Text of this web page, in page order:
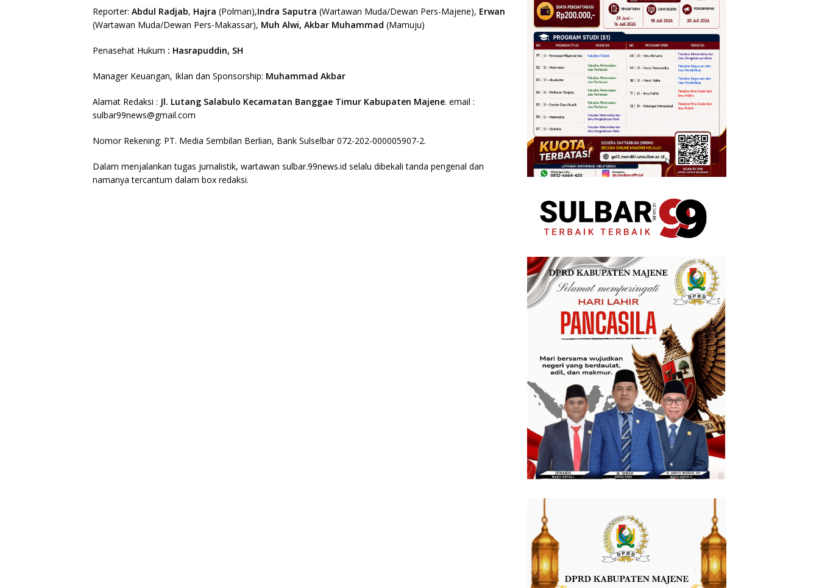
Reporter: Abdul Radjab, Hajra (Polman),Indra Saputra (Wartawan Muda/Dewan Pers-Majene), Erwan
(Wartawan Muda/Dewan Pers-Makassar), Muh Alwi, Akbar Muhammad (Mamuju)
Penasehat Hukum : Hasrapuddin, SH
Manager Keuangan, Iklan dan Sponsorship: Muhammad Akbar
Alamat Redaksi : Jl. Lutang Salabulo Kecamatan Banggae Timur Kabupaten Majene. email :
sulbar99news@gmail.com
Nomor Rekening: PT. Media Sembilan Berlian, Bank Sulselbar 072-202-000005907-2.
Dalam menjalankan tugas jurnalistik, wartawan sulbar.99news.id selalu dibekali tanda pengenal dan
namanya tercantum dalam box redaksi.